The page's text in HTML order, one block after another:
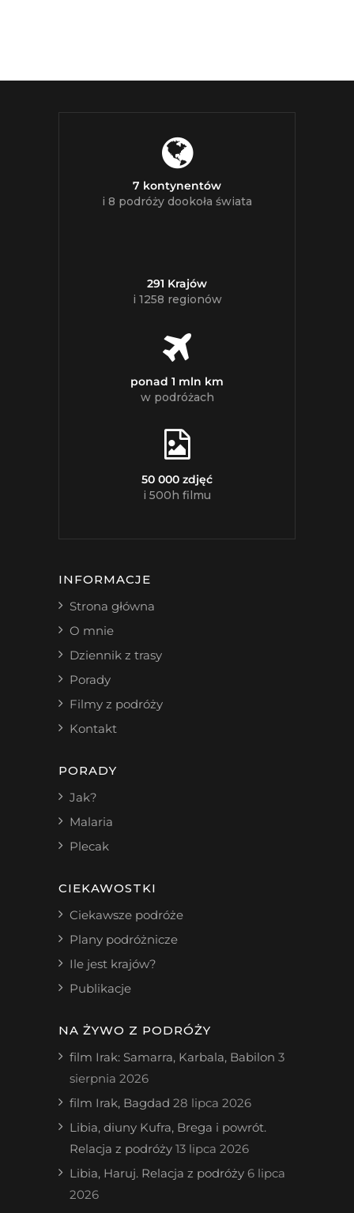
7 kontynentów
i 8 podróży dookoła świata
291 Krajów
i 1258 regionów
ponad 1 mln km
w podróżach
50 000 zdjęć
i 500h filmu
INFORMACJE
Strona główna
O mnie
Dziennik z trasy
Porady
Filmy z podróży
Kontakt
PORADY
Jak?
Malaria
Plecak
CIEKAWOSTKI
Ciekawsze podróże
Plany podróżnicze
Ile jest krajów?
Publikacje
NA ŻYWO Z PODRÓŻY
film Irak: Samarra, Karbala, Babilon 3
sierpnia 2026
film Irak, Bagdad 28 lipca 2026
Libia, diuny Kufra, Brega i powrót.
Relacja z podróży 13 lipca 2026
Libia, Haruj. Relacja z podróży 6 lipca
2026